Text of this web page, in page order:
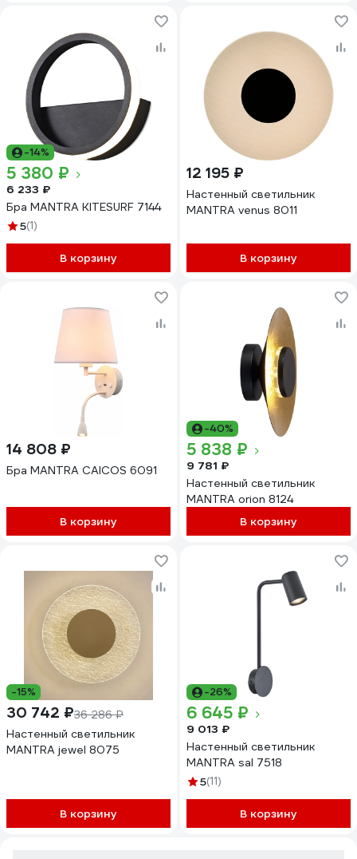
-14%
5 380 ₽
6 233 ₽
Бра MANTRA KITESURF 7144
5(1)
В корзину
12 195 ₽
Настенный светильник
MANTRA venus 8011
В корзину
14 808 ₽
Бра MANTRA CAICOS 6091
В корзину
-40%
5 838 ₽
9 781 ₽
Настенный светильник
MANTRA orion 8124
В корзину
-15%
30 742 ₽36 286 ₽
Настенный светильник
MANTRA jewel 8075
В корзину
-26%
6 645 ₽
9 013 ₽
Настенный светильник
MANTRA sal 7518
5(11)
В корзину